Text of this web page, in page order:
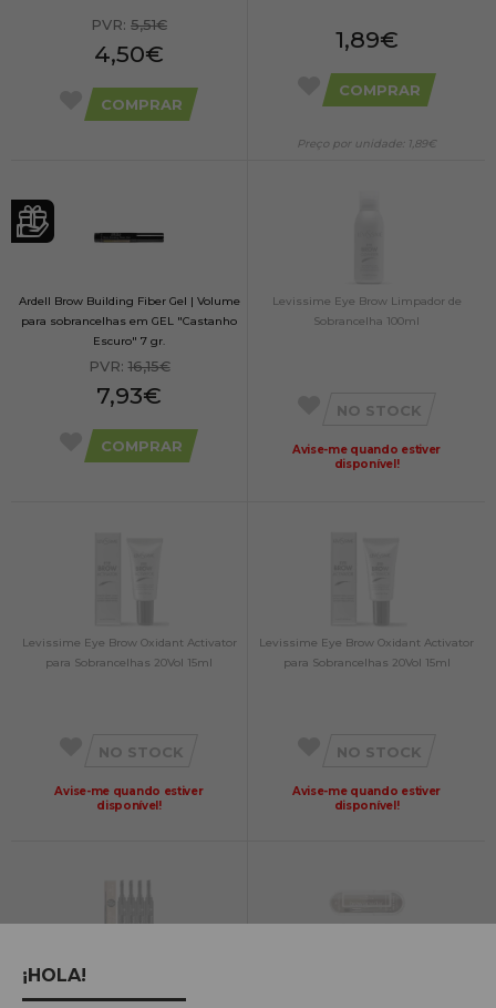
PVR: 5,51€
4,50€
COMPRAR
1,89€
COMPRAR
Preço por unidade: 1,89€
Ardell Brow Building Fiber Gel | Volume
para sobrancelhas em GEL "Castanho
Escuro" 7 gr.
PVR:16,15€
7,93€
COMPRAR
Levissime Eye Brow Limpador de
Sobrancelha 100ml
NO STOCK
Avise-me quando estiver
disponível!
Levissime Eye Brow Oxidant Activator
para Sobrancelhas 20Vol 15ml
NO STOCK
Avise-me quando estiver
disponível!
Levissime Eye Brow Oxidant Activator
para Sobrancelhas 20Vol 15ml
NO STOCK
Avise-me quando estiver
disponível!
Pincel Essence BrowPomade - Pomada
de sobrancelha com pincel 1,2g
¡HOLA!